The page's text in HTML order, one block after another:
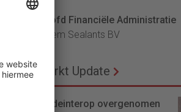
te
Hoofd Financiële Administratie
Bloem Sealants BV
Markt Update
Tradeinterop overgenomen